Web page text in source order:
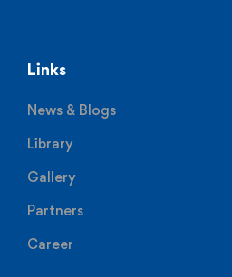
Links
News & Blogs
Library
Gallery
Partners
Career